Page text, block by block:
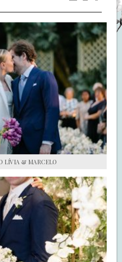
MARRY ME?
DE MEL
PRA NOIVA
CASADAS
O SAY I DO
LÍVIA & MARCELO